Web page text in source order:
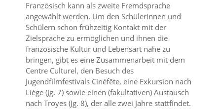
Französisch kann als zweite Fremdsprache
angewählt werden. Um den Schülerinnen und
Schülern schon frühzeitig Kontakt mit der
Zielsprache zu ermöglichen und ihnen die
französische Kultur und Lebensart nahe zu
bringen, gibt es eine Zusammenarbeit mit dem
Centre Culturel, den Besuch des
Jugendfilmfestivals Cinéfête, eine Exkursion nach
Liège (Jg. 7) sowie einen (fakultativen) Austausch
nach Troyes (Jg. 8), der alle zwei Jahre stattfindet.